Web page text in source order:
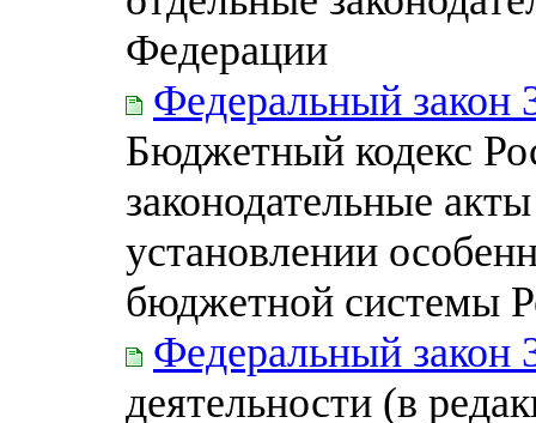
Федерации
Федеральный закон
Бюджетный кодекс
законодательные
установлении
бюджетной системы
Федеральный закон
деятельности (в